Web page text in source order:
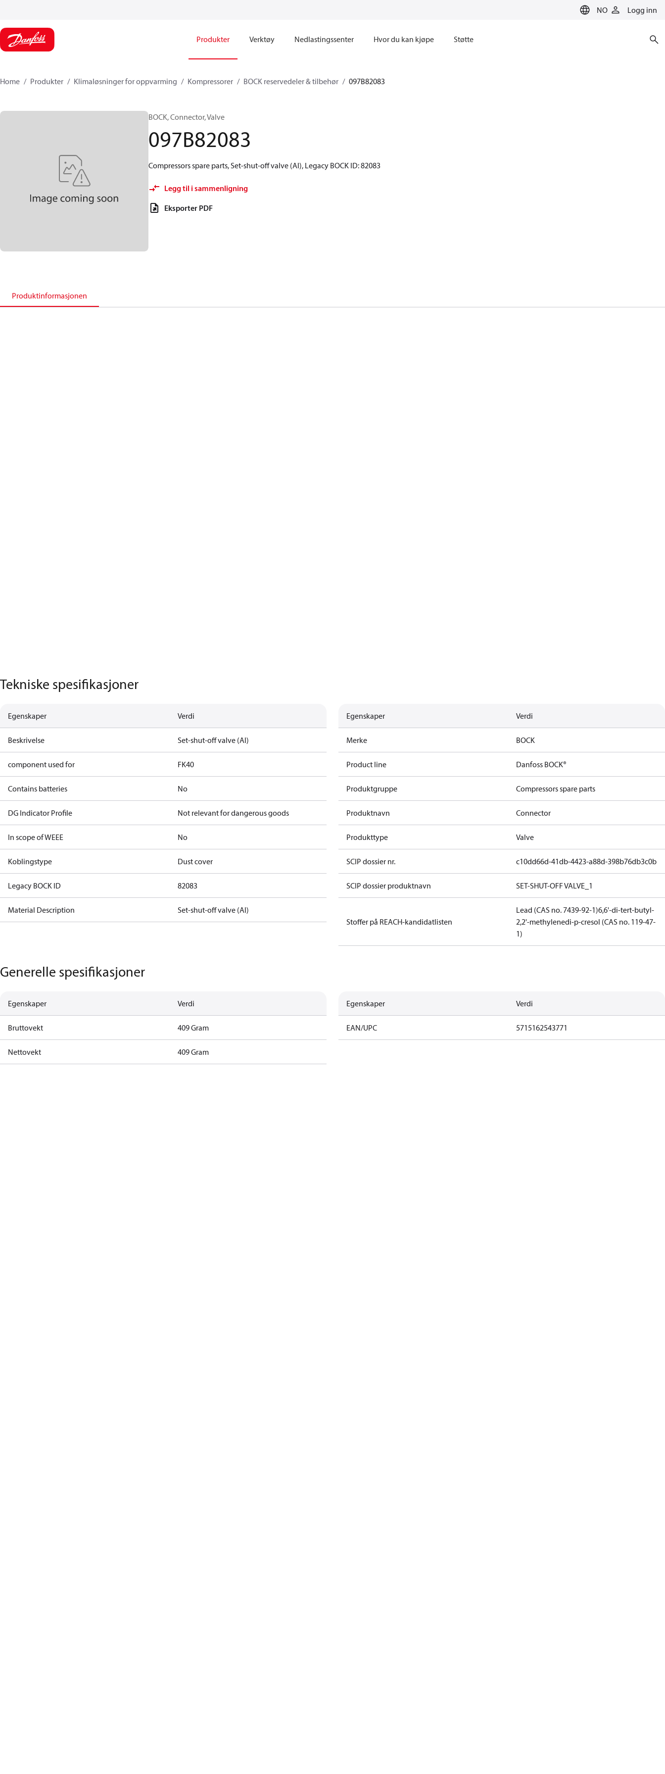
NO Logg inn
Produkter Verktøy Nedlastingssenter Hvor du kan kjøpe Støtte
Home Produkter Klimaløsninger for oppvarming Kompressorer BOCK reservedeler & tilbehør 097B82083
BOCK, Connector, Valve
097B82083
Compressors spare parts, Set-shut-off valve (Al), Legacy BOCK ID: 82083
Legg til i sammenligning
Eksporter PDF
Produktinformasjonen
Tekniske spesifikasjoner
Egenskaper Verdi
Beskrivelse Set-shut-off valve (Al)
component used for FK40
Contains batteries No
DG Indicator Profile Not relevant for dangerous goods
In scope of WEEE No
Koblingstype Dust cover
Legacy BOCK ID 82083
Material Description Set-shut-off valve (Al)
Egenskaper Verdi
Merke BOCK
Product line Danfoss BOCK®
Produktgruppe Compressors spare parts
Produktnavn Connector
Produkttype Valve
SCIP dossier nr. c10dd66d-41db-4423-a88d-398b76db3c0b
SCIP dossier produktnavn SET-SHUT-OFF VALVE_1
Stoffer på REACH-kandidatlisten
Lead (CAS no. 7439-92-1)6,6'-di-tert-butyl-
2,2'-methylenedi-p-cresol (CAS no. 119-47-
1)
Generelle spesifikasjoner
Egenskaper Verdi
Bruttovekt 409 Gram
Nettovekt 409 Gram
Egenskaper Verdi
EAN/UPC 5715162543771